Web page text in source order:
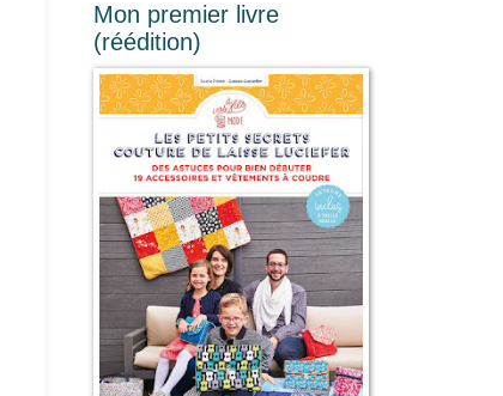
Mon premier livre
(réédition)